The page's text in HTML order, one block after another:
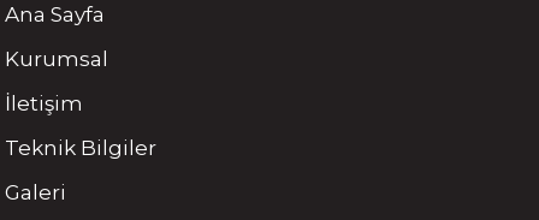
Ana Sayfa
Kurumsal
İletişim
Teknik Bilgiler
Galeri